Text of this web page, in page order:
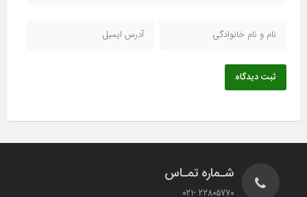
ثبت دیدگاه
شـماره تمـاس
22805770 -021